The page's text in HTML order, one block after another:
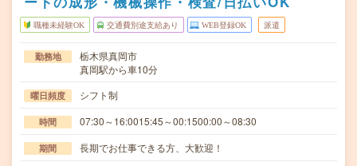
職種未経験OK 交通費別途支給あり WEB登録OK 派遣
勤務地
栃木県真岡市
真岡駅から車10分
曜日頻度 シフト制
時間 07:30～16:0015:45～00:1500:00～08:30
期間 長期でお仕事できる方、大歓迎！